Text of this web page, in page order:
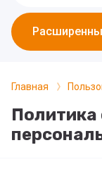
Главная
Политика